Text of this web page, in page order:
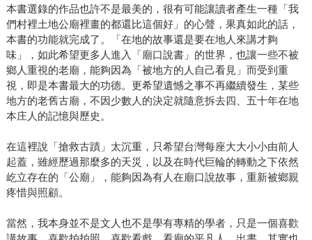
本書選錄的作品也許不是最美的，很有可能讓讀者產生一種「我
們村裡土地公廟裡畫的都還比這個好」的心聲，果真如此的話，
本書的功能就完成了。「在地的故事還是要在地人來講才夠
味」，如此希望更多人進入「廟口說書」的世界，也讓一些不被
鄉人重視的老廟，能夠因為「被地方的人自己看見」而受到重
視，即是本書最大的功德。更希望遺憾之事不再繼續發生，某些
地方的老舊古廟，不因少數人的決定就隨意拆去四、五十年在地
本庄人的記憶與歷史。
在這裡說「搶救古蹟」太沉重，只希望台灣每座大大小小由前人
起蓋，雖經歷過那麼多的天災，以及在時代巨輪的轉動之下依然
屹立存在的「公廟」，能夠因為有人在廟口說故事，重新被鄉親
疼惜與照顧。
當然，我本身並不是文人也不是學有專精的學者，只是一個喜歡